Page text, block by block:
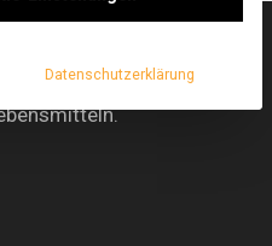
(.de) ist das Online-
Datenschutzerklärung